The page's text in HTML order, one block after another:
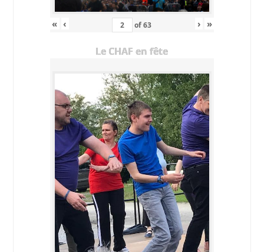
« ‹ of63 › »
Le CHAF en fête